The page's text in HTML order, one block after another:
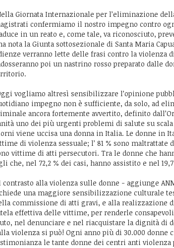
Giornata Internazionale per l’eliminazione
confermiamo il nostro impegno contro
in un reato e, come tale, va riconosciuto,
nota la Giunta sottosezionale di Santa Maria
verranno lette delle frasi contro la violenza
poi un nastrino rosso preparato dalle
vogliamo altresì sensibilizzare l’opinione
impegno non è sufficiente, da solo, ad
ancora fortemente avvertito, definito
uno dei più urgenti problemi di salute su
viene uccisa una donna in Italia. Le donne in
di violenza sessuale; l’ 81 % sono maltrattate
vittime di atti persecutori. Tra le donne che
che, nel 72,2 % dei casi, hanno assistito e nel
contrasto alla violenza sulle donne - aggiunge
una maggiore sensibilizzazione culturale
commissione di atti gravi, e alla realizzazione
effettiva delle vittime, per renderle
nel denunciare e nel riacquistare la dignità di
violenza si può! Ogni anno più di 30.000 donne
le tante donne dei centri anti